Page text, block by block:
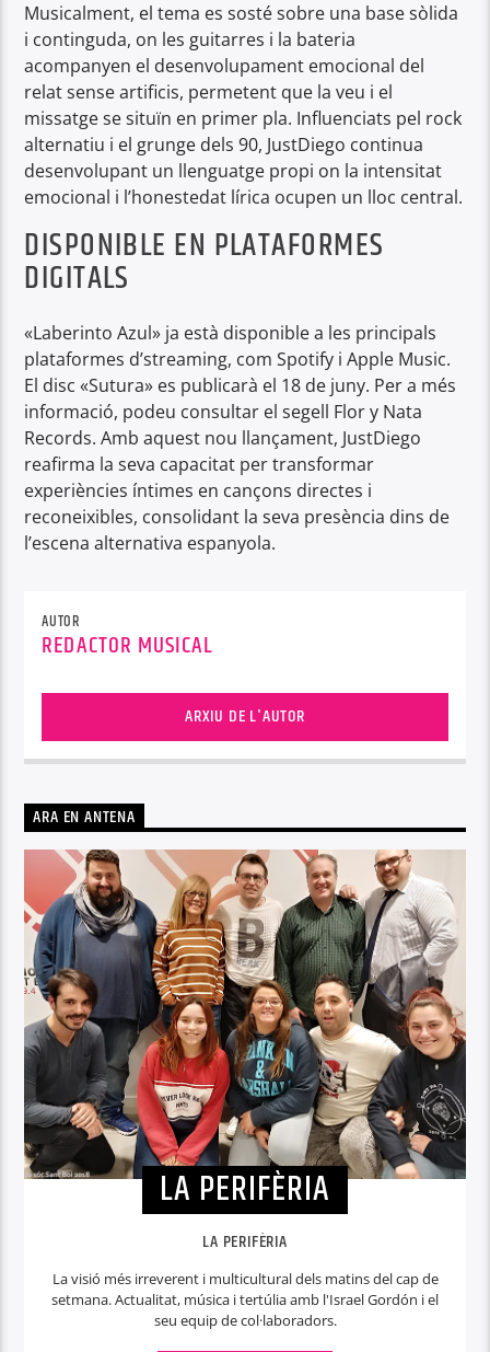
Musicalment, el tema es sosté sobre una base sòlida
i continguda, on les guitarres i la bateria
acompanyen el desenvolupament emocional del
relat sense artificis, permetent que la veu i el
missatge se situïn en primer pla. Influenciats pel rock
alternatiu i el grunge dels 90, JustDiego continua
desenvolupant un llenguatge propi on la intensitat
emocional i l’honestedat lírica ocupen un lloc central.
DISPONIBLE EN PLATAFORMES
DIGITALS
«Laberinto Azul» ja està disponible a les principals
plataformes d’streaming, com Spotify i Apple Music.
El disc «Sutura» es publicarà el 18 de juny. Per a més
informació, podeu consultar el segell Flor y Nata
Records. Amb aquest nou llançament, JustDiego
reafirma la seva capacitat per transformar
experiències íntimes en cançons directes i
reconeixibles, consolidant la seva presència dins de
l’escena alternativa espanyola.
AUTOR
REDACTOR MUSICAL
ARXIU DE L'AUTOR
ARA EN ANTENA
LA PERIFÈRIA
LA PERIFÈRIA
La visió més irreverent i multicultural dels matins del cap de
setmana. Actualitat, música i tertúlia amb l'Israel Gordón i el
seu equip de col·laboradors.